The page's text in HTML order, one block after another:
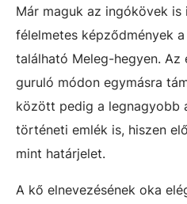
Már maguk az ingókövek is
félelmetes képződmények
található Meleg-hegyen. Az
guruló módon egymásra
között pedig a legnagyobb
történeti emlék is, hiszen
mint határjelet.
A kő elnevezésének oka